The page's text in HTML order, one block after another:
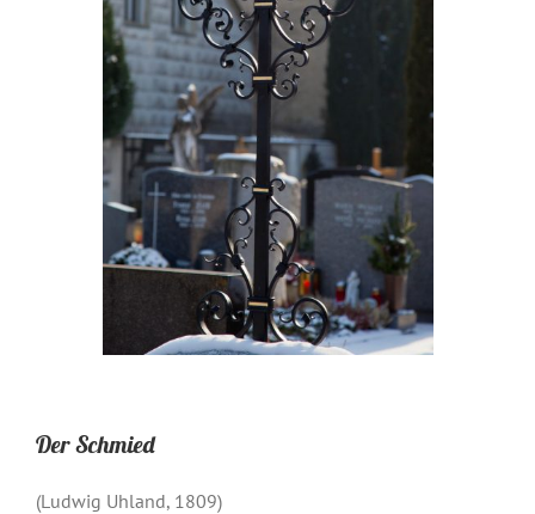
Der Schmied
(Ludwig Uhland, 1809)